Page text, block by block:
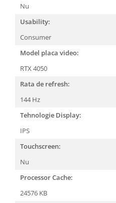
Nu
Usability:
Consumer
Model placa video:
RTX 4050
Rata de refresh:
144 Hz
Tehnologie Display:
IPS
Touchscreen:
Nu
Processor Cache:
24576 KB